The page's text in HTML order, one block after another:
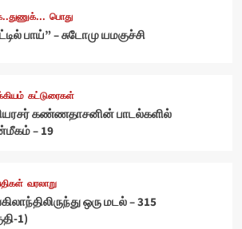
பொது
பாய்” – சுடோமு யமகுச்சி
கட்டுரைகள்
கண்ணதாசனின் பாடல்களில்
– 19
வரலாறு
ஒரு மடல் – 315
1)